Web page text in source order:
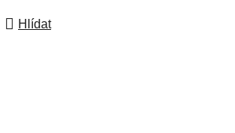
Hlídat